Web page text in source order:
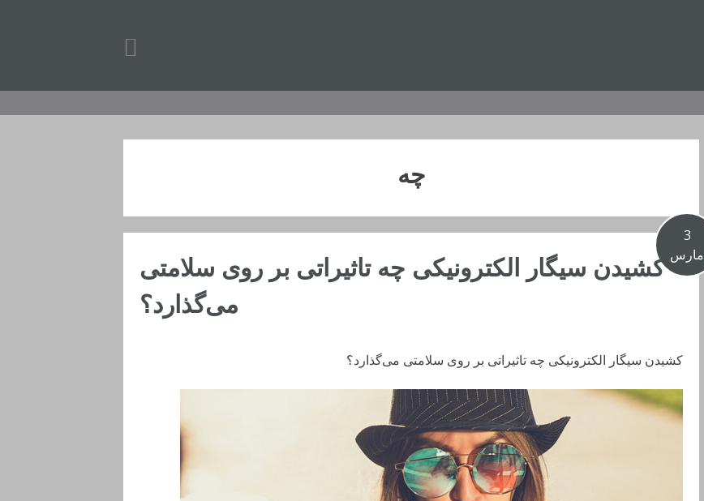
چه
3
مارس کشیدن سیگار الکترونیکی چه تاثیراتی بر روی سلامتی
می‌گذارد؟
کشیدن سیگار الکترونیکی چه تاثیراتی بر روی سلامتی می‌گذارد؟